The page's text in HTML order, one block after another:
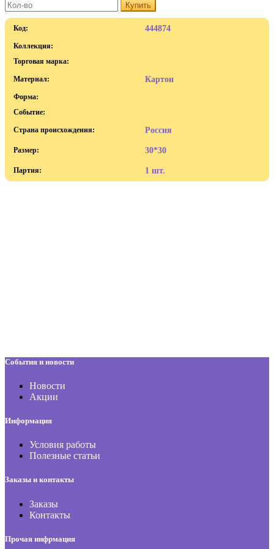
Купить
Код: 444874
Коллекция:
Торговая марка:
Материал: Картон
Форма:
Событие:
Страна происхождения: Россия
Размер: 30*30
Партия: 1 шт.
События и новости
Новости
Акции
Информация
Условия работы
Полезные статьи
Заказы и контакты
Заказы
Контакты
Прочая инфрмация